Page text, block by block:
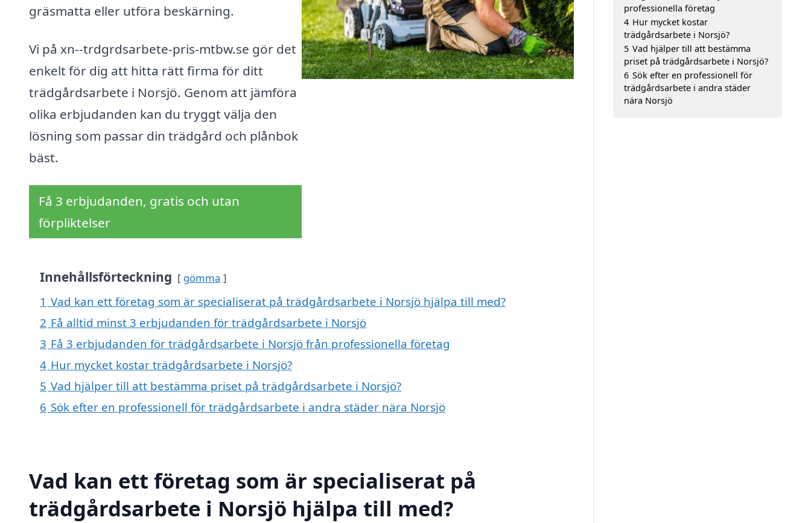
gräsmatta eller utföra beskärning.
Vi på xn--trdgrdsarbete-pris-mtbw.se gör det
enkelt för dig att hitta rätt firma för ditt
trädgårdsarbete i Norsjö. Genom att jämföra
olika erbjudanden kan du tryggt välja den
lösning som passar din trädgård och plånbok
bäst.
Få 3 erbjudanden, gratis och utan
förpliktelser
Innehållsförteckning gömma
1 Vad kan ett företag som är specialiserat på trädgårdsarbete i Norsjö hjälpa till med?
2 Få alltid minst 3 erbjudanden för trädgårdsarbete i Norsjö
3 Få 3 erbjudanden för trädgårdsarbete i Norsjö från professionella företag
4 Hur mycket kostar trädgårdsarbete i Norsjö?
5 Vad hjälper till att bestämma priset på trädgårdsarbete i Norsjö?
6 Sök efter en professionell för trädgårdsarbete i andra städer nära Norsjö
Vad kan ett företag som är specialiserat på
trädgårdsarbete i Norsjö hjälpa till med?
professionella företag
4 Hur mycket kostar
trädgårdsarbete i Norsjö?
5 Vad hjälper till att bestämma
priset på trädgårdsarbete i Norsjö?
6 Sök efter en professionell för
trädgårdsarbete i andra städer
nära Norsjö